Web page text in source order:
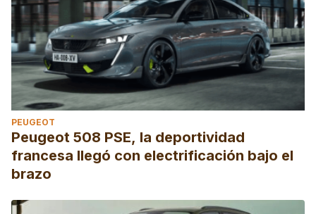
PEUGEOT
Peugeot 508 PSE, la deportividad
francesa llegó con electrificación bajo el
brazo